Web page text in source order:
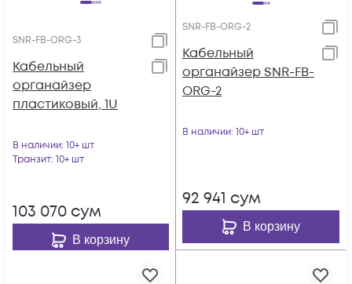
SNR-FB-ORG-3
Кабельный
органайзер
пластиковый, 1U
В наличии: 10+ шт
Транзит: 10+ шт
103 070 сум
В корзину
SNR-FB-ORG-2
Кабельный
органайзер SNR-FB-
ORG-2
В наличии: 10+ шт
92 941 сум
В корзину